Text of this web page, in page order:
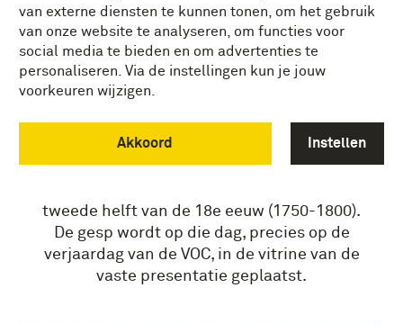
van externe diensten te kunnen tonen, om het gebruik
van onze website te analyseren, om functies voor
social media te bieden en om advertenties te
personaliseren. Via de instellingen kun je jouw
voorkeuren wijzigen.
Akkoord Instellen
Precies 424 jaar na de oprichting van de
VOC verwelkomt het museum een unieke
aanwinst uit de 18e eeuw.
Vanaf vrijdag 20 maart 2026 toont het
Nationaal Militair Museum (NMM) een
prachtige aanwinst: een zilveren
bandeliergesp van de Verenigde Oost-
tweede helft van de 18e eeuw (1750-1800).
De gesp wordt op die dag, precies op de
verjaardag van de VOC, in de vitrine van de
vaste presentatie geplaatst.